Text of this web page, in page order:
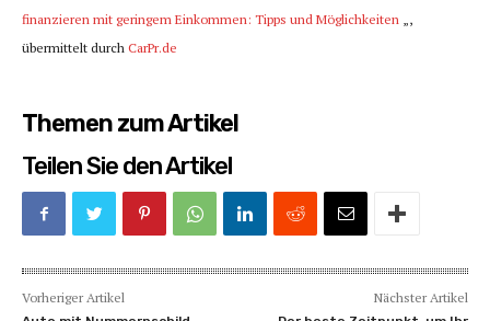
finanzieren mit geringem Einkommen: Tipps und Möglichkeiten „,
übermittelt durch CarPr.de
Themen zum Artikel
Teilen Sie den Artikel
Vorheriger Artikel Nächster Artikel